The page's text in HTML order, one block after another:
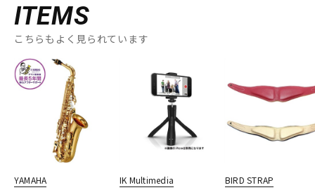
ITEMS
こちらもよく見られています
YAMAHA
IK Multimedia
BIRD STRAP